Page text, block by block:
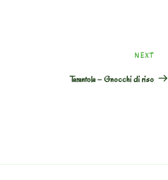
Next
Post
NEXT
Tarantola – Gnocchi di riso